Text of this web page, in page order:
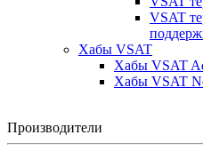
VSAT
Хабы VSAT
Хабы VSAT
Хабы VSAT
Производители